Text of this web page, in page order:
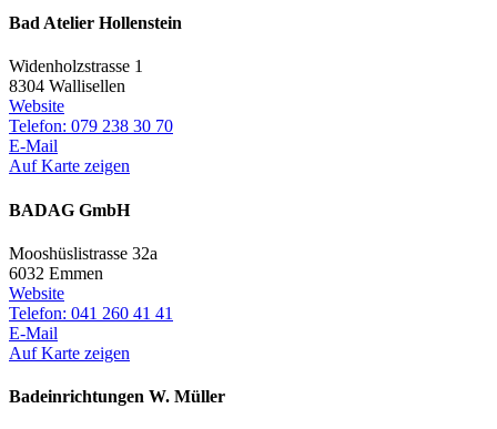
Bad Atelier Hollenstein
Widenholzstrasse 1
8304 Wallisellen
Website
Telefon: 079 238 30 70
E-Mail
Auf Karte zeigen
BADAG GmbH
Mooshüslistrasse 32a
6032 Emmen
Website
Telefon: 041 260 41 41
E-Mail
Auf Karte zeigen
Badeinrichtungen W. Müller